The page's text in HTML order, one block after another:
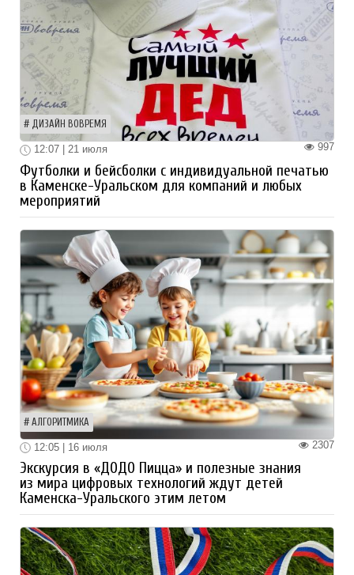
ДИЗАЙН ВОВРЕМЯ
997
12:07 | 21 июля
Футболки и бейсболки с индивидуальной печатью
в Каменске-Уральском для компаний и любых
мероприятий
АЛГОРИТМИКА
2307
12:05 | 16 июля
Экскурсия в «ДОДО Пицца» и полезные знания
из мира цифровых технологий ждут детей
Каменска-Уральского этим летом